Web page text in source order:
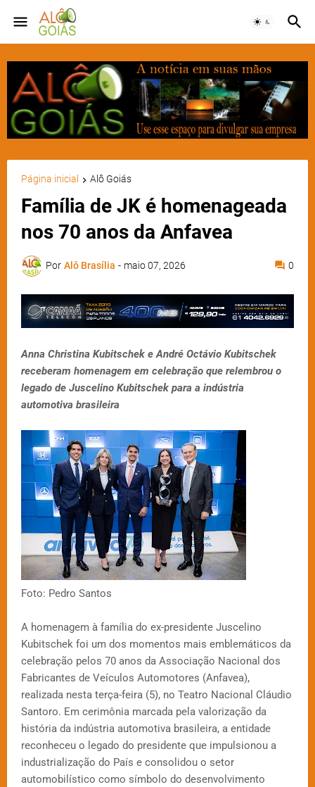
Página inicial Alô Goiás
Família de JK é homenageada
nos 70 anos da Anfavea
Por Alô Brasília - maio 07, 2026 0
Anna Christina Kubitschek e André Octávio Kubitschek
receberam homenagem em celebração que relembrou o
legado de Juscelino Kubitschek para a indústria
automotiva brasileira
Foto: Pedro Santos
A homenagem à família do ex-presidente Juscelino
Kubitschek foi um dos momentos mais emblemáticos da
celebração pelos 70 anos da Associação Nacional dos
Fabricantes de Veículos Automotores (Anfavea),
realizada nesta terça-feira (5), no Teatro Nacional Cláudio
Santoro. Em cerimônia marcada pela valorização da
história da indústria automotiva brasileira, a entidade
reconheceu o legado do presidente que impulsionou a
industrialização do País e consolidou o setor
automobilístico como símbolo do desenvolvimento